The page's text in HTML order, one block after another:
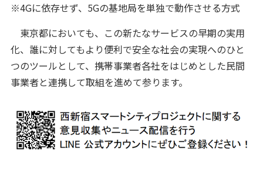
※4Gに依存せず、5Gの基地局を単独で動作させる方式
東京都においても、この新たなサービスの早期の実用
化、誰に対してもより便利で安全な社会の実現へのひと
つのツールとして、携帯事業者各社をはじめとした民間
事業者と連携して取組を進めて参ります。